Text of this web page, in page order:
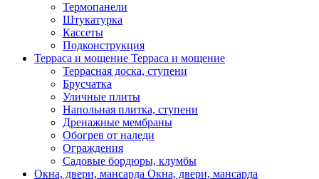
Термопанели
Штукатурка
Кассеты
Подконструкция
Терраса и мощение Терраса и мощение
Террасная доска, ступени
Брусчатка
Уличные плиты
Напольная плитка, ступени
Дренажные мембраны
Обогрев от наледи
Ограждения
Садовые бордюры, клумбы
Окна, двери, мансарда Окна, двери, мансарда